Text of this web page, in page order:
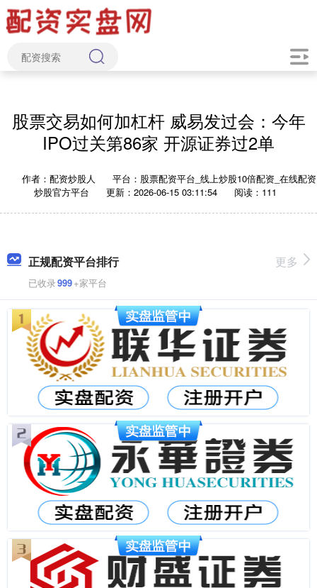
股票交易如何加杠杆 威易发过会：今年
IPO过关第86家 开源证券过2单
作者：配资炒股人
平台：股票配资平台_线上炒股10倍配资_在线配资
炒股官方平台
更新：2026-06-15 03:11:54 阅读：111
正规配资平台排行
已收录999+家平台
更多